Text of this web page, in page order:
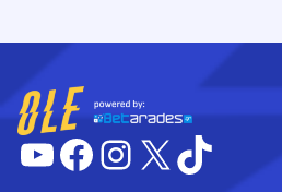
YouTube
Facebook
Instagram
X TikTok